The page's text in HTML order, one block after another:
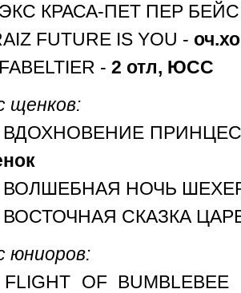
КРАСА-ПЕТ ПЕР
FUTURE IS YOU -
- 2 отл, ЮСС
щенков:
ВДОХНОВЕНИЕ
ВОЛШЕБНАЯ НОЧЬ
СКАЗКА
юниоров:
FLIGHT OF